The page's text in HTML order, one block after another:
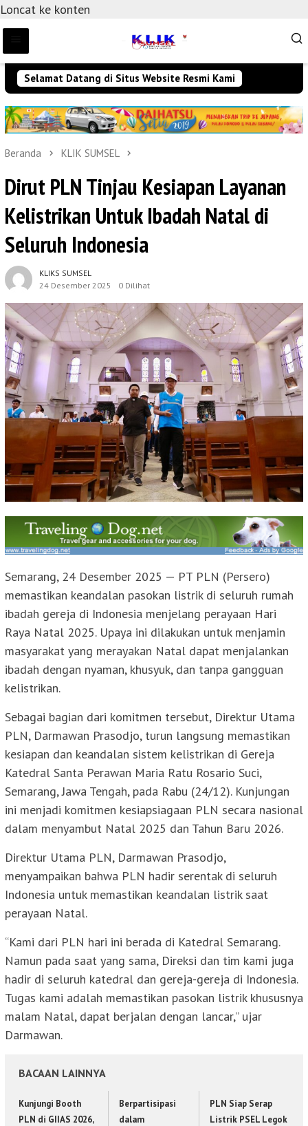
Loncat ke konten
Selamat Datang di Situs Website Resmi Kami
Beranda KLIK SUMSEL
Dirut PLN Tinjau Kesiapan Layanan
Kelistrikan Untuk Ibadah Natal di
Seluruh Indonesia
KLIKS SUMSEL
24 Desember 2025
0 Dilihat
Semarang, 24 Desember 2025 — PT PLN (Persero)
memastikan keandalan pasokan listrik di seluruh rumah
ibadah gereja di Indonesia menjelang perayaan Hari
Raya Natal 2025. Upaya ini dilakukan untuk menjamin
masyarakat yang merayakan Natal dapat menjalankan
ibadah dengan nyaman, khusyuk, dan tanpa gangguan
kelistrikan.
Sebagai bagian dari komitmen tersebut, Direktur Utama
PLN, Darmawan Prasodjo, turun langsung memastikan
kesiapan dan keandalan sistem kelistrikan di Gereja
Katedral Santa Perawan Maria Ratu Rosario Suci,
Semarang, Jawa Tengah, pada Rabu (24/12). Kunjungan
ini menjadi komitmen kesiapsiagaan PLN secara nasional
dalam menyambut Natal 2025 dan Tahun Baru 2026.
Direktur Utama PLN, Darmawan Prasodjo,
menyampaikan bahwa PLN hadir serentak di seluruh
Indonesia untuk memastikan keandalan listrik saat
perayaan Natal.
“Kami dari PLN hari ini berada di Katedral Semarang.
Namun pada saat yang sama, Direksi dan tim kami juga
hadir di seluruh katedral dan gereja-gereja di Indonesia.
Tugas kami adalah memastikan pasokan listrik khususnya
malam Natal, dapat berjalan dengan lancar,” ujar
Darmawan.
BACAAN LAINNYA
Kunjungi Booth
PLN di GIIAS 2026,
Berpartisipasi
dalam
PLN Siap Serap
Listrik PSEL Legok